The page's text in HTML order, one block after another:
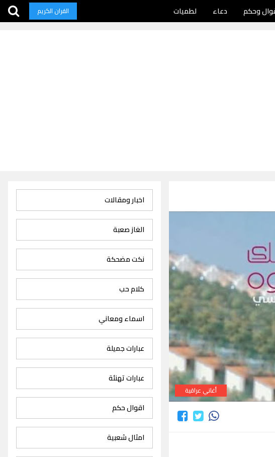
وحكم دعاء لطميات القران الكريم
أغاني عراقية
اخبار ومقالات
الغاز صعبة
نكت مضحكة
كلام حب
اسماء ومعاني
عبارات جميلة
عبارات تهنئة
اقوال حكم
امثال شعبية